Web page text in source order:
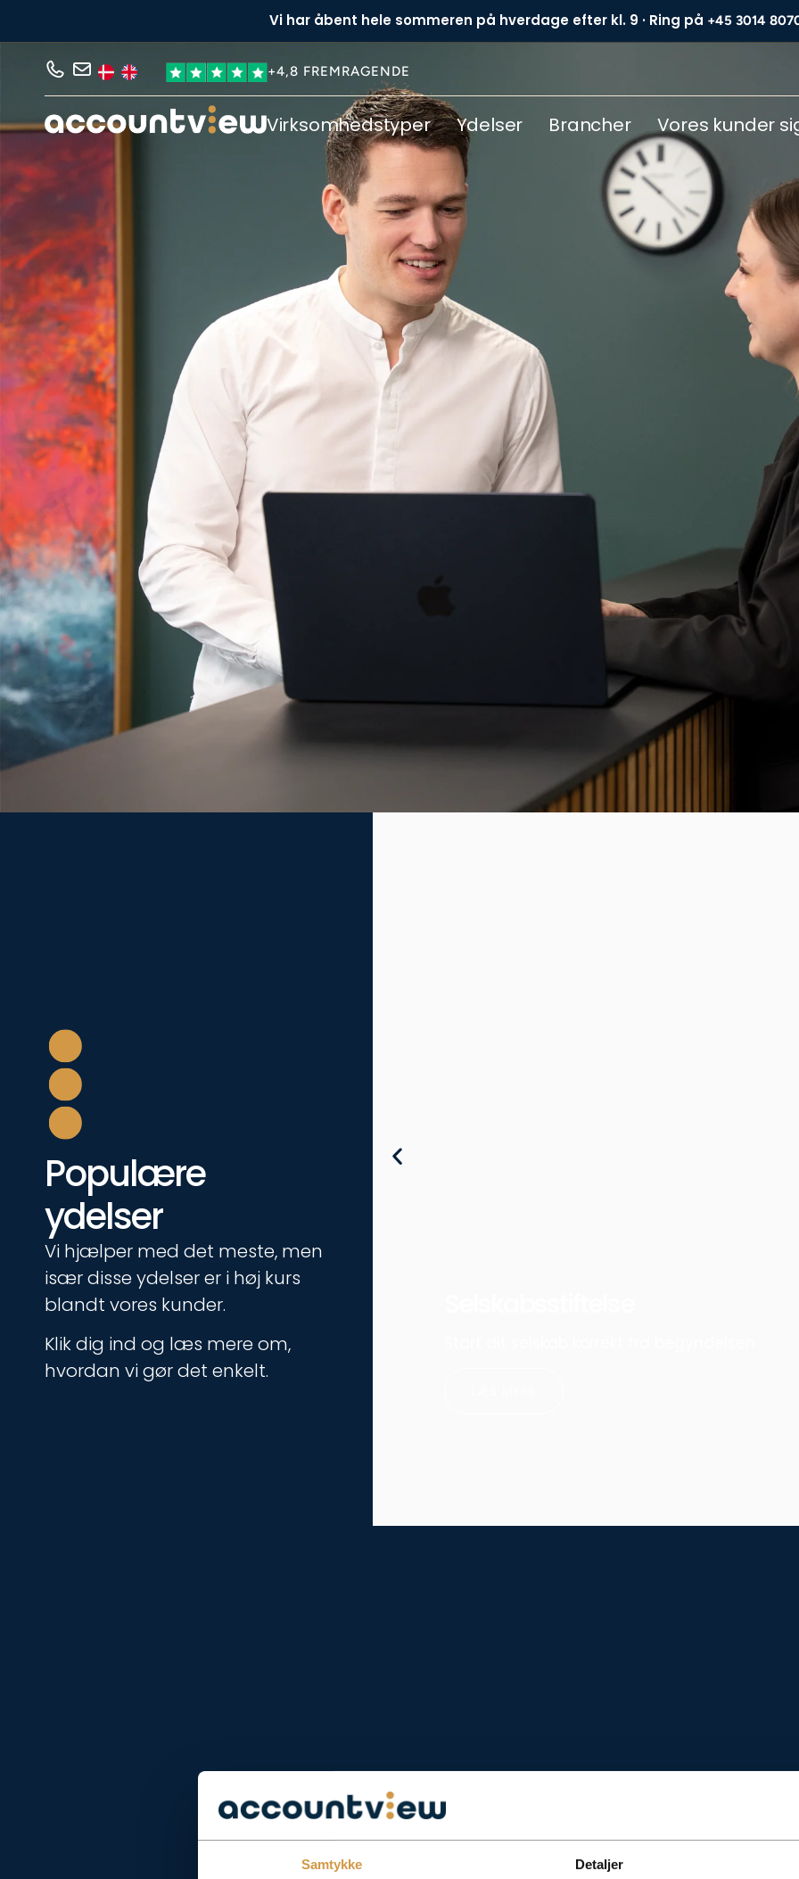
Samtykke Detaljer
Vi har åbent hele sommeren på hverdage efter kl. 9 · Ring på +45 3014
+4,8 FREMRAGENDE
Virksomhedstyper Ydelser Brancher Vores kunder
Populære
ydelser
Vi hjælper med det meste, men
især disse ydelser er i høj kurs
blandt vores kunder.
Klik dig ind og læs mere om,
hvordan vi gør det enkelt.